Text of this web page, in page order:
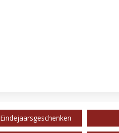
Eindejaarsgeschenken